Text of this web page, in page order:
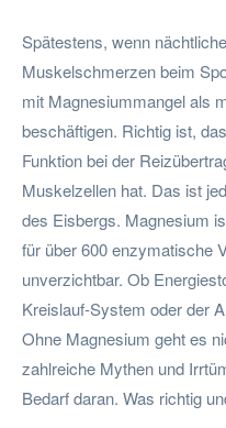
Spätestens, wenn
Muskelschmerzen beim
mit Magnesiummangel als
beschäftigen. Richtig ist,
Funktion bei der
Muskelzellen hat. Das ist
des Eisbergs. Magnesium
für über 600 enzymatische
unverzichtbar. Ob
Kreislauf-System oder der
Ohne Magnesium geht es
zahlreiche Mythen und
Bedarf daran. Was richtig